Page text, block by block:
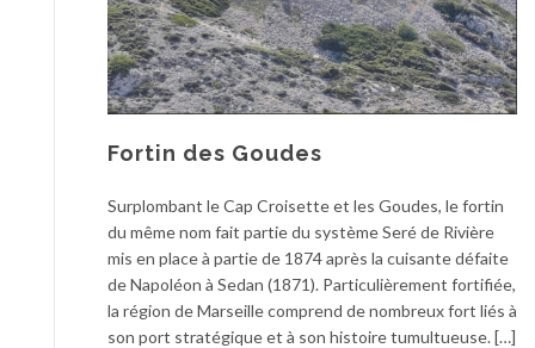
Fortin des Goudes
Surplombant le Cap Croisette et les Goudes, le fortin
du même nom fait partie du système Seré de Rivière
mis en place à partie de 1874 après la cuisante défaite
de Napoléon à Sedan (1871). Particulièrement fortifiée,
la région de Marseille comprend de nombreux fort liés à
son port stratégique et à son histoire tumultueuse. […]